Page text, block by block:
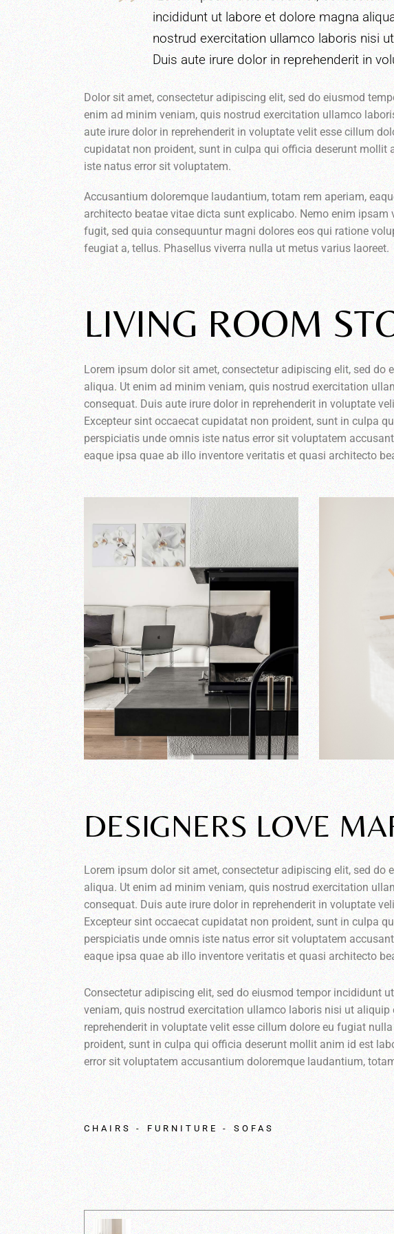
incididunt ut labore et dolore magna
nostrud exercitation ullamco laboris nisi
Duis aute irure dolor in reprehenderit in
Dolor sit amet, consectetur adipiscing elit, sed do eiusmod
enim ad minim veniam, quis nostrud exercitation ullamco
aute irure dolor in reprehenderit in voluptate velit esse cillum
cupidatat non proident, sunt in culpa qui officia deserunt
iste natus error sit voluptatem.
Accusantium doloremque laudantium, totam rem aperiam,
architecto beatae vitae dicta sunt explicabo. Nemo enim
fugit, sed quia consequuntur magni dolores eos qui ratione
feugiat a, tellus. Phasellus viverra nulla ut metus varius laoreet.
LIVING ROOM
Lorem ipsum dolor sit amet, consectetur adipiscing elit, sed
aliqua. Ut enim ad minim veniam, quis nostrud exercitation
consequat. Duis aute irure dolor in reprehenderit in voluptate
Excepteur sint occaecat cupidatat non proident, sunt in culpa
perspiciatis unde omnis iste natus error sit voluptatem
eaque ipsa quae ab illo inventore veritatis et quasi architecto
DESIGNERS LOVE
Lorem ipsum dolor sit amet, consectetur adipiscing elit, sed
aliqua. Ut enim ad minim veniam, quis nostrud exercitation
consequat. Duis aute irure dolor in reprehenderit in voluptate
Excepteur sint occaecat cupidatat non proident, sunt in culpa
perspiciatis unde omnis iste natus error sit voluptatem
eaque ipsa quae ab illo inventore veritatis et quasi architecto
Consectetur adipiscing elit, sed do eiusmod tempor incididunt
veniam, quis nostrud exercitation ullamco laboris nisi ut
reprehenderit in voluptate velit esse cillum dolore eu fugiat
proident, sunt in culpa qui officia deserunt mollit anim id est
error sit voluptatem accusantium doloremque laudantium,
CHAIRS FURNITURE SOFAS